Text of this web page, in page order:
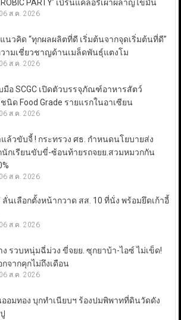
PARTY’ เบิร์นแคลอรีเผาผลาญไขมัน
06 ส.ค. 2026
แนวคิด “ทุกผลผลิตที่ดี เริ่มต้นจากจุดเริ่มต้นที่ดี”
ามเชี่ยวชาญด้านเมล็ดพันธุ์แตงโม
06 ส.ค. 2026
มือ SCGC เปิดตัวบรรจุภัณฑ์อาหารสัตว์
นิด Food Grade รายแรกในอาเซียน
06 ส.ค. 2026
แล้วขับจี้ ! กระทรวง ศธ. กำหนดนโยบายส่ง
นักเรียนขับขี่-ซ้อนท้ายรถจยย.สวมหมวกกัน
06 ส.ค. 2026
ลั่นเลือกตั้งหน้ากวาด สส. 10 ที่นั่ง พร้อมยึดเก้าอี้
06 ส.ค. 2026
รวบหนุ่มฉี่ม่วง ขี่จยย. ซุกยาบ้า-ไอซ์ ไม่เข็ด!
กจากคุกไม่ถึงเดือน
06 ส.ค. 2026
อมทอง บุกทำเนียบฯ ร้องปมพิพาทที่ดินวัดดัง